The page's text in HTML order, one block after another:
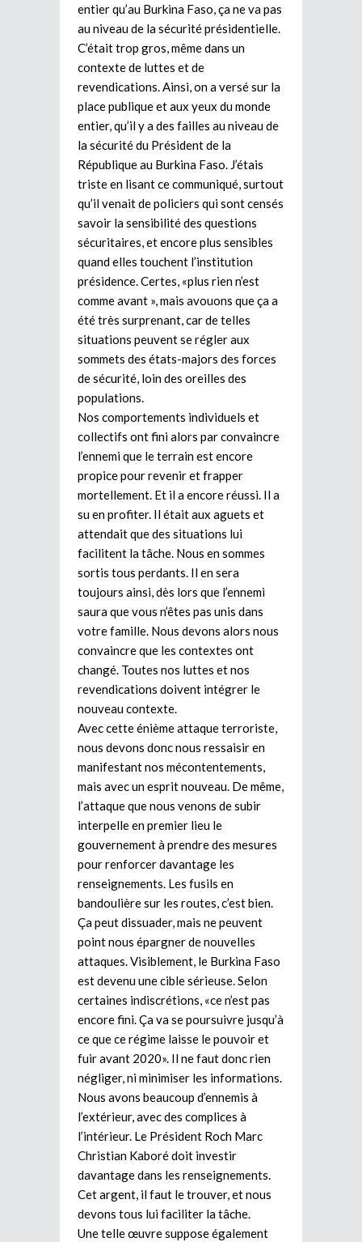
entier qu’au Burkina Faso, ça ne va pas
au niveau de la sécurité présidentielle.
C’était trop gros, même dans un
contexte de luttes et de
revendications. Ainsi, on a versé sur la
place publique et aux yeux du monde
entier, qu’il y a des failles au niveau de
la sécurité du Président de la
République au Burkina Faso. J’étais
triste en lisant ce communiqué, surtout
qu’il venait de policiers qui sont censés
savoir la sensibilité des questions
sécuritaires, et encore plus sensibles
quand elles touchent l’institution
présidence. Certes, «plus rien n’est
comme avant », mais avouons que ça a
été très surprenant, car de telles
situations peuvent se régler aux
sommets des états-majors des forces
de sécurité, loin des oreilles des
populations.
Nos comportements individuels et
collectifs ont fini alors par convaincre
l’ennemi que le terrain est encore
propice pour revenir et frapper
mortellement. Et il a encore réussi. Il a
su en profiter. Il était aux aguets et
attendait que des situations lui
facilitent la tâche. Nous en sommes
sortis tous perdants. Il en sera
toujours ainsi, dès lors que l’ennemi
saura que vous n’êtes pas unis dans
votre famille. Nous devons alors nous
convaincre que les contextes ont
changé. Toutes nos luttes et nos
revendications doivent intégrer le
nouveau contexte.
Avec cette énième attaque terroriste,
nous devons donc nous ressaisir en
manifestant nos mécontentements,
mais avec un esprit nouveau. De même,
l’attaque que nous venons de subir
interpelle en premier lieu le
gouvernement à prendre des mesures
pour renforcer davantage les
renseignements. Les fusils en
bandoulière sur les routes, c’est bien.
Ça peut dissuader, mais ne peuvent
point nous épargner de nouvelles
attaques. Visiblement, le Burkina Faso
est devenu une cible sérieuse. Selon
certaines indiscrétions, «ce n’est pas
encore fini. Ça va se poursuivre jusqu’à
ce que ce régime laisse le pouvoir et
fuir avant 2020». Il ne faut donc rien
négliger, ni minimiser les informations.
Nous avons beaucoup d’ennemis à
l’extérieur, avec des complices à
l’intérieur. Le Président Roch Marc
Christian Kaboré doit investir
davantage dans les renseignements.
Cet argent, il faut le trouver, et nous
devons tous lui faciliter la tâche.
Une telle œuvre suppose également